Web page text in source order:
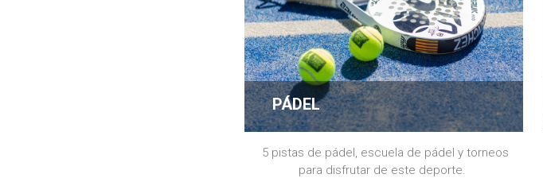
PÁDEL
5 pistas de pádel, escuela de pádel y torneos
para disfrutar de este deporte.